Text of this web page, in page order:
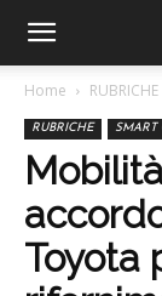
Home RUBRICHE
RUBRICHE SMART
Toyota